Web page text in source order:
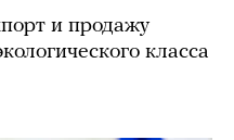
и продажу
класса